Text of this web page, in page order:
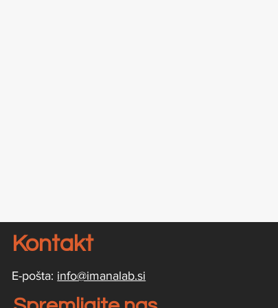
Kontakt
E-pošta: info@imanalab.si